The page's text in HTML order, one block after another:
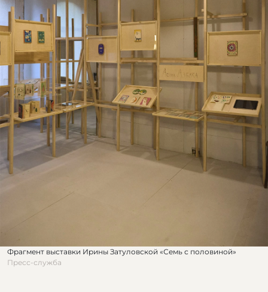
Фрагмент выставки Ирины Затуловской «Семь с половиной»
Пресс-служба